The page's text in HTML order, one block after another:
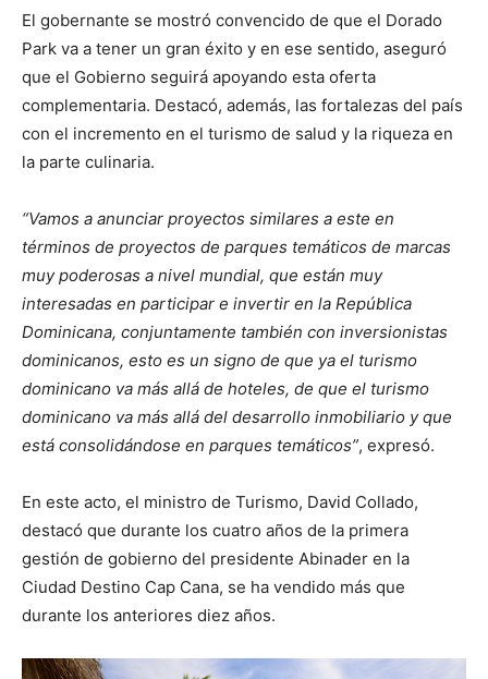
El gobernante se mostró convencido de que el Dorado
Park va a tener un gran éxito y en ese sentido, aseguró
que el Gobierno seguirá apoyando esta oferta
complementaria. Destacó, además, las fortalezas del país
con el incremento en el turismo de salud y la riqueza en
la parte culinaria.
“Vamos a anunciar proyectos similares a este en
términos de proyectos de parques temáticos de marcas
muy poderosas a nivel mundial, que están muy
interesadas en participar e invertir en la República
Dominicana, conjuntamente también con inversionistas
dominicanos, esto es un signo de que ya el turismo
dominicano va más allá de hoteles, de que el turismo
dominicano va más allá del desarrollo inmobiliario y que
está consolidándose en parques temáticos”, expresó.
En este acto, el ministro de Turismo, David Collado,
destacó que durante los cuatro años de la primera
gestión de gobierno del presidente Abinader en la
Ciudad Destino Cap Cana, se ha vendido más que
durante los anteriores diez años.